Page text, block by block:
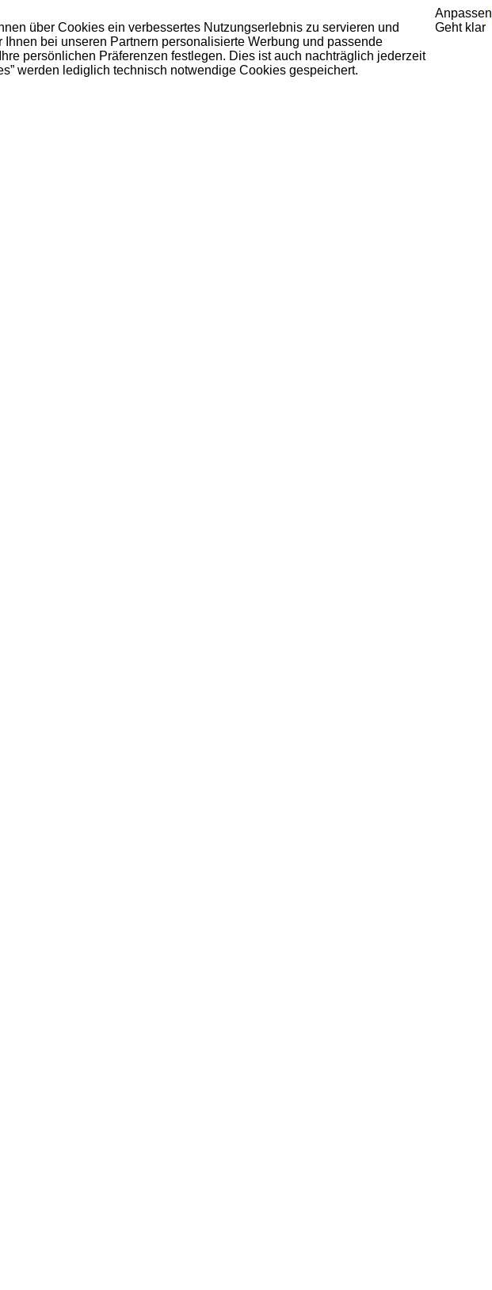
über Cookies ein verbessertes Nutzungserlebnis zu servieren und
bei unseren Partnern personalisierte Werbung und passende
persönlichen Präferenzen festlegen. Dies ist auch nachträglich jederzeit
werden lediglich technisch notwendige Cookies gespeichert.
Anpassen
Geht klar